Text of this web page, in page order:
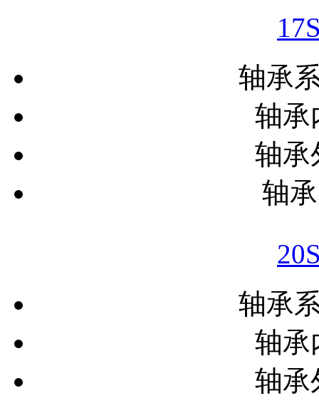
轴承
轴承
轴承
轴
轴承
轴承
轴承